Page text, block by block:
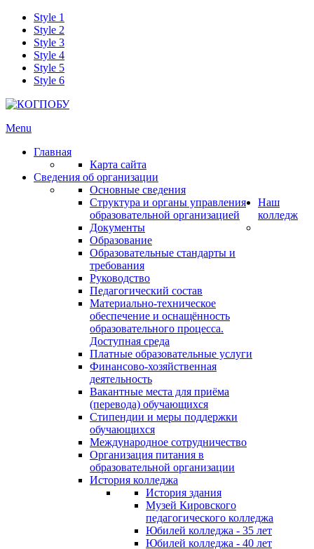
Style 1
Style 2
Style 3
Style 4
Style 5
Style 6
Menu
Главная
Карта сайта
Сведения об организации
Основные сведения
Структура и органы управления
образовательной организацией
Документы
Образование
Образовательные стандарты и
требования
Руководство
Педагогический состав
Материально-техническое
обеспечение и оснащённость
образовательного процесса.
Доступная среда
Платные образовательные услуги
Финансово-хозяйственная
деятельность
Вакантные места для приёма
(перевода) обучающихся
Стипендии и меры поддержки
обучающихся
Международное сотрудничество
Организация питания в
образовательной организации
Наш
колледж
История колледжа
История здания
Музей Кировского
педагогического колледжа
Юбилей колледжа - 35 лет
Юбилей колледжа - 40 лет